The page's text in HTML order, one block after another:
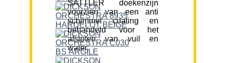
SATTLER doekenzijn
voorzien van een anti
schimmel coating en
behandeld voor het
afstoten van vuil en
water.